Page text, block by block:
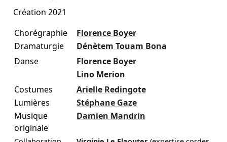
Création 2021
Chorégraphie
Florence Boyer
Dramaturgie
Dénètem Touam Bona
Danse
Florence Boyer
Lino Merion
Costumes
Arielle Redingote
Lumières
Stéphane Gaze
Musique
originale
Damien Mandrin